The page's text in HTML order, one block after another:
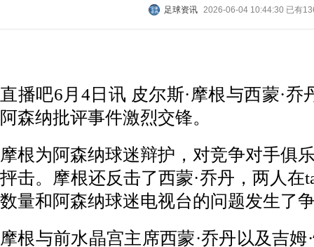
足球资讯 2026-06-04 10:44:30 已有
直播吧6月4日讯 皮尔斯·摩根与西蒙·乔
阿森纳批评事件激烈交锋。
摩根为阿森纳球迷辩护，对竞争对手俱
抨击。摩根还反击了西蒙·乔丹，两人在
数量和阿森纳球迷电视台的问题发生了
摩根与前水晶宫主席西蒙·乔丹以及吉